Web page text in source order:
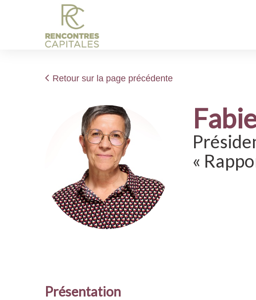
Retour sur la page précédente
«
Présentation